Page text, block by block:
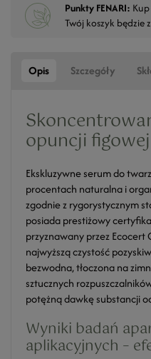
Punkty FENARI:
Twój koszyk będzie
Opis Szczegóły
opuncji
Ekskluzywne serum do
procentach naturalna i
zgodnie z rygorystycznym
posiada prestiżowy
przyznawany przez
najwyższą czystość
bezwodna, tłoczona na
sztucznych
potężną dawkę substancji
Wyniki badań
aplikacyjnych –